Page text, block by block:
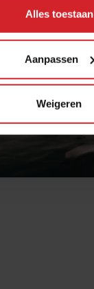
Alles toestaan
Aanpassen
Weigeren